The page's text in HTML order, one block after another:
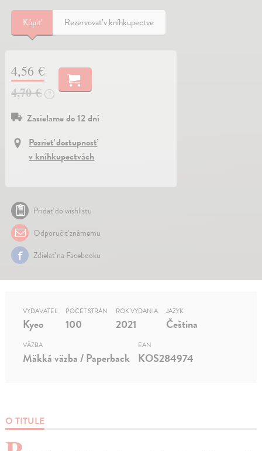
Kúpiť Rezervovať v kníhkupectve
4,56 €
4,70 €
?
Zasielame do 12 dní
Pozrieť dostupnosť
v kníhkupectvách
Pridať do wishlistu
Odporučiť známemu
Zdielať na Facebooku
O TITULE
VYDAVATEĽ
Kyeo
POČET STRÁN
100
ROK VYDANIA
2021
JAZYK
Čeština
VÄZBA
Mäkká väzba / Paperback
EAN
KOS284974